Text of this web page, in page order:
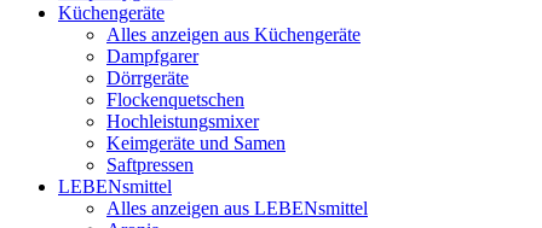
Küchengeräte
Alles anzeigen aus Küchengeräte
Dampfgarer
Dörrgeräte
Flockenquetschen
Hochleistungsmixer
Keimgeräte und Samen
Saftpressen
LEBENsmittel
Alles anzeigen aus LEBENsmittel